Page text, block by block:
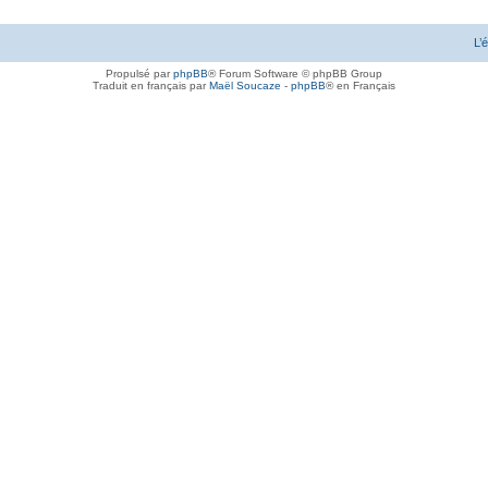
Propulsé parphpBB® Forum Software © phpBB Group
Traduit en français parMaël Soucaze - phpBB® en Français